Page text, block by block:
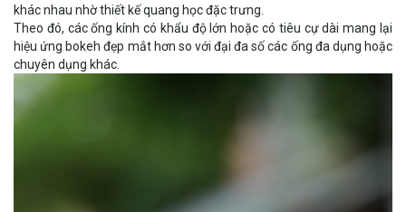
khác nhau nhờ thiết kế quang học đặc trưng.
Theo đó, các ống kính có khẩu độ lớn hoặc có tiêu cự dài mang lại
hiệu ứng bokeh đẹp mắt hơn so với đại đa số các ống đa dụng hoặc
chuyên dụng khác.